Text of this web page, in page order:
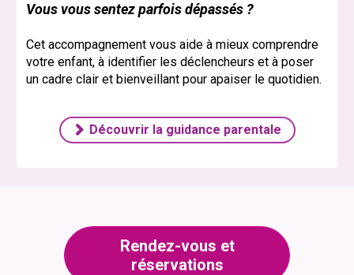
Vous vous sentez parfois dépassés ?
Cet accompagnement vous aide à mieux comprendre
votre enfant, à identifier les déclencheurs et à poser
un cadre clair et bienveillant pour apaiser le quotidien.
 Découvrir la guidance parentale
Rendez-vous et
réservations